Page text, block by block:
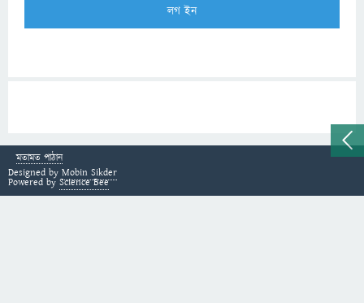
মতামত পাঠান
Designed by Mobin Sikder
Powered by Science Bee